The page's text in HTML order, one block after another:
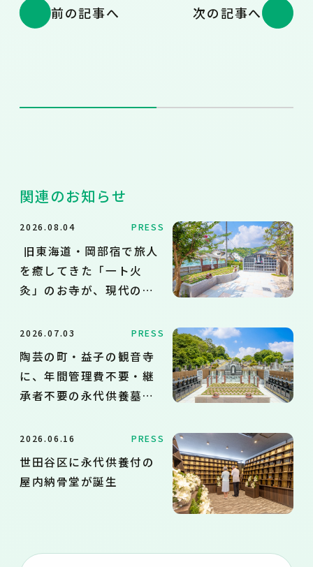
前の記事へ 次の記事へ
関連のお知らせ
2026.08.04 PRESS
旧東海道・岡部宿で旅人
を癒してきた「一ト火
灸」のお寺が、現代のお
養墓・樹木葬を新設
2026.07.03 PRESS
陶芸の町・益子の観音寺
に、年間管理費不要・継
承者不要の永代供養墓・
2026.06.16 PRESS
世田谷区に永代供養付の
屋内納骨堂が誕生